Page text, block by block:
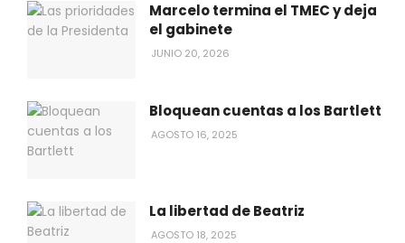
Marcelo termina el TMEC y deja
el gabinete
JUNIO 20, 2026
Bloquean cuentas a los Bartlett
AGOSTO 16, 2025
La libertad de Beatriz
AGOSTO 18, 2025